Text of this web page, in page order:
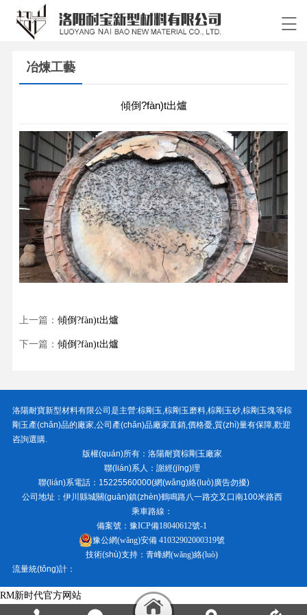
冶煉工藝
傾倒?fàn)t出爐
上一篇： 傾倒?fàn)t出爐
下一篇： 傾倒?fàn)t出爐
洛陽耐寶新型材料有限公司是主營:棕剛玉 棕剛玉磨料, 棕剛玉砂, 棕剛玉塊等棕
剛玉產(chǎn)品的廠家,公司產(chǎn)品廠家直銷,價格憂,質(zhì)量有保障,歡迎
咨詢選購.
版權(quán)所有： 洛陽耐寶棕剛玉廠家
聯(lián)系人：謝經(jīng)理
聯(lián)系電話：15225560000(網(wǎng)絡(luò)廣告勿擾)
公司地址：伊川縣城關(guān)鎮(zhèn)鶴鳴路八一路交叉口南100米路西
乘車路線：
備案號：豫ICP備18040612號-1
豫公網(wǎng)安備 41032902000319號
技術(shù)支持：青峰網(wǎng)絡(luò)
流量統(tǒng)計：
RM新时代官方网站